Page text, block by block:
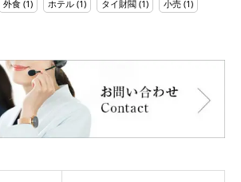
外食 (1) ホテル (1) タイ財閥 (1) 小売 (1)